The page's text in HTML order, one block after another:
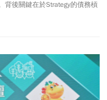
背後關鍵在於Strategy的債務槓
的長期威脅。